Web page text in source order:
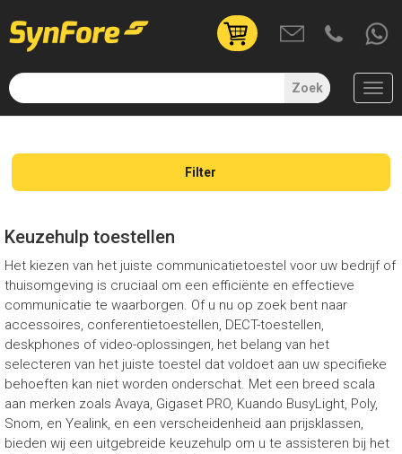
en
de
gaan
User
account
menu
(uitgelogd)
Zoek
Filter
Keuzehulp toestellen
Het kiezen van het juiste communicatietoestel voor uw bedrijf of
thuisomgeving is cruciaal om een efficiënte en effectieve
communicatie te waarborgen. Of u nu op zoek bent naar
accessoires, conferentietoestellen, DECT-toestellen,
deskphones of video-oplossingen, het belang van het
selecteren van het juiste toestel dat voldoet aan uw specifieke
behoeften kan niet worden onderschat. Met een breed scala
aan merken zoals Avaya, Gigaset PRO, Kuando BusyLight, Poly,
Snom, en Yealink, en een verscheidenheid aan prijsklassen,
bieden wij een uitgebreide keuzehulp om u te assisteren bij het